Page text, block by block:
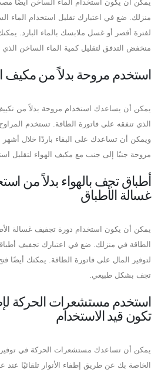
يمكن أن يكون استخدام الماء الساخن أيضًا
منزلك. ضع في اعتبارك تقليل استخدام الماء
لفترة أقصر أو غسل ملابسك بالماء البارد.
منخفض التدفق لتقليل كمية الماء الساخن الذي
استخدم مروحة بدلاً من مكيف
يمكن أن يساعدك استخدام مروحة بدلاً من
الذي تنفقه على فاتورة الطاقة. تستخدم
ويمكن أن تساعدك على البقاء باردًا خلال
مروحة جنبًا إلى جنب مع مكيف الهواء لتقليل
أطباق تجف بالهواء بدلاً من
غسالة الأطباق
يمكن أن يكون استخدام دورة تجفيف غسالة
الطاقة في منزلك. ضع في اعتبارك تجفيف
لتوفير المال على فاتورة الطاقة. يمكنك أيضًا
تجف بشكل طبيعي.
استخدم مستشعرات الحركة
تكون قيد الاستخدام
يمكن أن تساعدك مستشعرات الحركة في توفير
الخاصة بك عن طريق إطفاء الأنوار تلقائيًا